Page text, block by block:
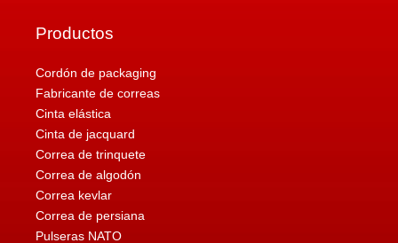
Productos
Cordón de packaging
Fabricante de correas
Cinta elástica
Cinta de jacquard
Correa de trinquete
Correa de algodón
Correa kevlar
Correa de persiana
Pulseras NATO